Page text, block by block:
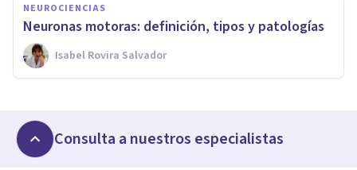
NEUROCIENCIAS
Neuronas motoras: definición, tipos y patologías
Isabel Rovira Salvador
Consulta a nuestros especialistas